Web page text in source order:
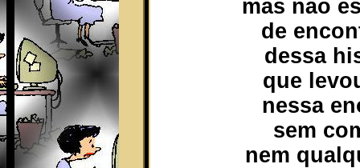
mas não
de
dessa
que
nessa
sem
nem